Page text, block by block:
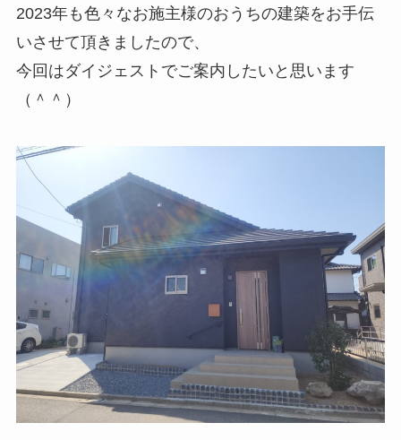
2023年も色々なお施主様のおうちの建築をお手伝
いさせて頂きましたので、
今回はダイジェストでご案内したいと思います
（＾＾）